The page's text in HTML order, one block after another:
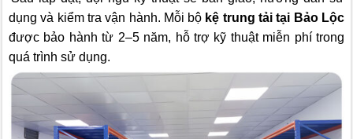
dụng và kiểm tra vận hành. Mỗi bộ kệ trung tải tại Bảo Lộc
được bảo hành từ 2–5 năm, hỗ trợ kỹ thuật miễn phí trong
quá trình sử dụng.